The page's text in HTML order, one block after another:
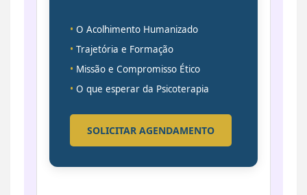
• O Acolhimento Humanizado
• Trajetória e Formação
• Missão e Compromisso Ético
• O que esperar da Psicoterapia
SOLICITAR AGENDAMENTO